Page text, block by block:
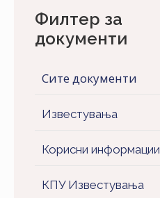
Филтер за
документи
Сите документи
Известувања
Корисни информации
КПУ Известувања